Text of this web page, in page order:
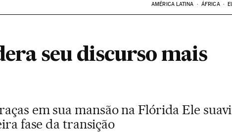
AMÉRICA LATINA ÁFRICA
seu discurso mais
em sua mansão na Flórida Ele
fase da transição